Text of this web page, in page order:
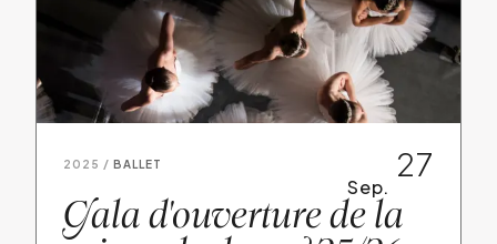
2025 / BALLET 27
Sep.
Gala d'ouverture de la